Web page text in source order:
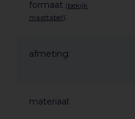
formaat (bekijk
maattabel):
afmeting:
materiaal: